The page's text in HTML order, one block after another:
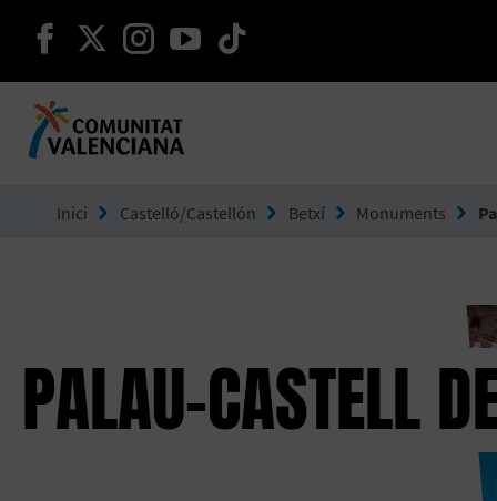
seguir en facebook
seguir en twitter
seguir en instagram
seguir en youtube
Inici Castelló/Castellón Betxí Monuments
PALAU-CASTELL